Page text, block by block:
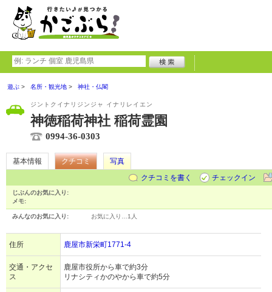
遊ぶ 名所・観光地 神社・仏閣
ジントクイナリジンジャ イナリレイエン
神徳稲荷神社 稲荷霊園
0994-36-0303
基本情報 クチコミ
写真
クチコミを書く
チェックイン
じぶんのお気に入り:
メモ:
みんなのお気に入り: お気に入り… 1人
住所 鹿屋市新栄町1771-4
交通・アクセ
ス
鹿屋市役所から車で約3分
リナシティかのやから車で約5分